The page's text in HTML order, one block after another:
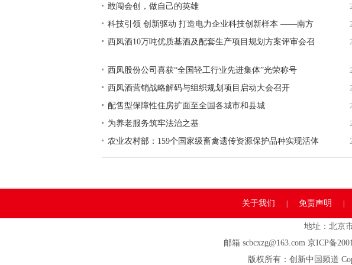
敢闯会创，做自己的英雄
科技引领 创新驱动 打造电力企业科技创新样本 ——南方
电网深圳供电局科技创新改革与实践
西凤酒10万吨优质基酒及配套生产项目规划方案评审会召
西凤股份公司喜获“全国轻工行业先进集体”光荣称号
西凤酒营销战略解码与组织规划项目启动大会召开
配售型保障性住房扩面至全国各城市和县城
为养老服务筑牢法治之基
农业农村部：159个国家级畜禽遗传资源保护品种实现活体
保护全覆盖
关于我们 | 免责声明 |
地址：北京
邮箱 scbcxzg@163.com 京ICP备
版权所有：创新中国频道